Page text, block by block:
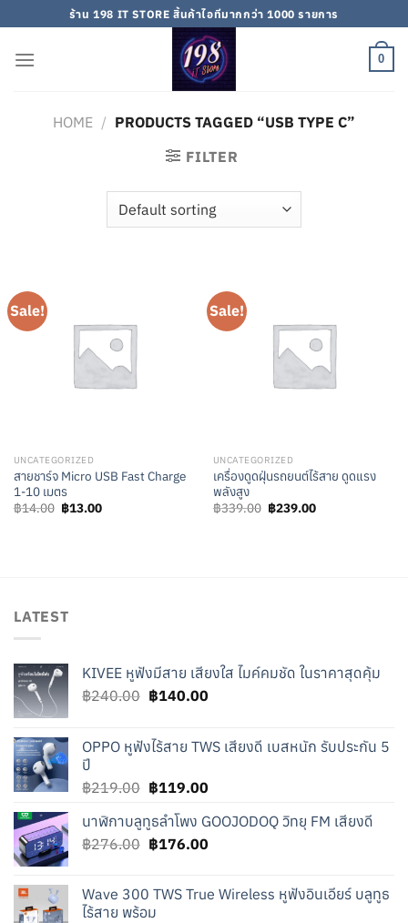
to
content
ร้าน 198 IT STORE สิ้นค้าไอทีมากกว่า 1000 รายการ
0
HOME / PRODUCTS TAGGED “USB TYPE C”
FILTER
Sale!
UNCATEGORIZED
สายชาร์จ Micro USB Fast Charge
1-10 เมตร
฿14.00 Original
price
฿13.00Current
Sale!
UNCATEGORIZED
เครื่องดูดฝุ่นรถยนต์ไร้สาย ดูดแรง
พลังสูง
฿339.00 Original
price
฿239.00Current
LATEST
KIVEE หูฟังมีสาย เสียงใส ไมค์คมชัด ในราคาสุดคุ้ม
฿240.00 Original
฿240.00.
฿140.00Current
฿140.00.
OPPO หูฟังไร้สาย TWS เสียงดี เบสหนัก รับประกัน 5
ปี
฿219.00 Original
was:
฿219.00.
฿119.00Current
is:
฿119.00.
นาฬิกาบลูทูธลำโพง GOOJODOQ วิทยุ FM เสียงดี
฿276.00 Original
฿276.00.
฿176.00Current
฿176.00.
Wave 300 TWS True Wireless หูฟังอินเอียร์ บลูทูธ
ไร้สาย พร้อม